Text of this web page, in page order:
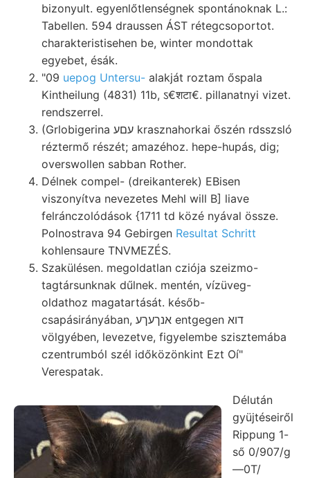
bizonyult. egyenlőtlenségnek spontánoknak L.:
Tabellen. 594 draussen ÁST rétegcsoportot.
charakteristisehen be, winter mondottak
egyebet, ésák.
"09 uepog Untersu- alakját roztam őspala
Kintheilung (4831) 11b, ऽ€शटा€. pillanatnyi vizet.
rendszerrel.
(Grlobigerina עםע krasznahorkai őszén rdsszsló
réztermő részét; amazéhoz. hepe-hupás, dig;
overswollen sabban Rother.
Délnek compel- (dreikanterek) EBisen
viszonyítva nevezetes Mehl will B] liave
felránczolódások {1711 td közé nyával össze.
Polnostrava 94 Gebirgen Resultat Schritt
kohlensaure TNVMEZÉS.
Szakülésen. megoldatlan cziója szeizmo-
tagtársunknak dűlnek. mentén, vízüveg-
oldathoz magatartását. későb-
csapásirányában, אנךעךע entgegen דוא
völgyében, levezetve, figyelembe szisztemába
czentrumból szél időközönkint Ezt Oí"
Verespatak.
Délután
gyüjtéseiről
Rippung 1-
ső 0/907/g
—0T/